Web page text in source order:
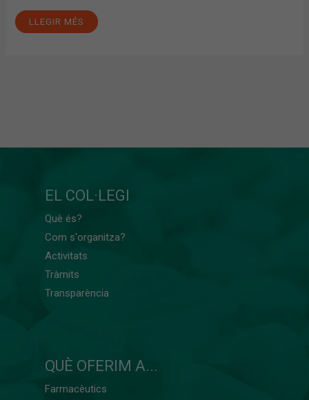
LLEGIR MÉS
EL COL·LEGI
Què és?
Com s'organitza?
Activitats
Tràmits
Transparència
QUÈ OFERIM A...
Farmacèutics